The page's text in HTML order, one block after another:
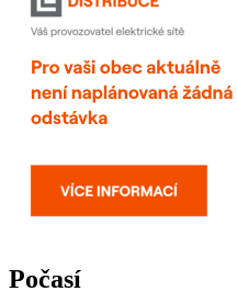
Počasí